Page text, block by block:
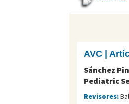
AVC |
Sánchez
Pediatric
Revisores: